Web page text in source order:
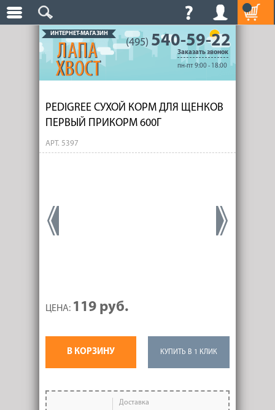
ИНТЕРНЕТ-МАГАЗИН
(495) 540-59-22
Заказать звонок
пн-пт 9:00 - 18:00
PEDIGREE СУХОЙ КОРМ ДЛЯ ЩЕНКОВ
ПЕРВЫЙ ПРИКОРМ 600Г
АРТ. 5397
ЦЕНА: 119 руб.
В КОРЗИНУ КУПИТЬ В 1 КЛИК
Доставка